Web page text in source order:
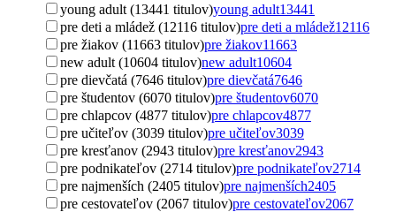
young adult (13441 titulov)young adult13441
pre deti a mládež (12116 titulov)pre deti a mládež12116
pre žiakov (11663 titulov)pre žiakov11663
new adult (10604 titulov)new adult10604
pre dievčatá (7646 titulov)pre dievčatá7646
pre študentov (6070 titulov)pre študentov6070
pre chlapcov (4877 titulov)pre chlapcov4877
pre učiteľov (3039 titulov)pre učiteľov3039
pre kresťanov (2943 titulov)pre kresťanov2943
pre podnikateľov (2714 titulov)pre podnikateľov2714
pre najmenších (2405 titulov)pre najmenších2405
pre cestovateľov (2067 titulov)pre cestovateľov2067